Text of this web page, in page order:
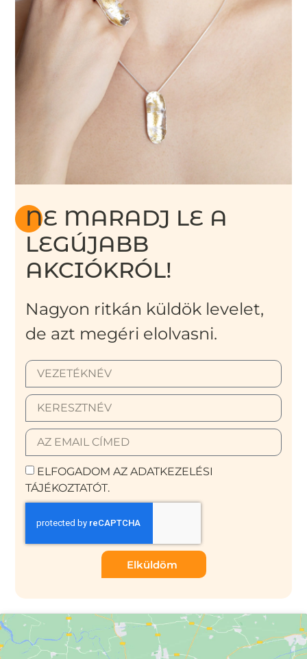
NE MARADJ LE A
LEGÚJABB
AKCIÓKRÓL!
Nagyon ritkán küldök levelet,
de azt megéri elolvasni.
ELFOGADOM AZ ADATKEZELÉSI
TÁJÉKOZTATÓT.
Elküldöm